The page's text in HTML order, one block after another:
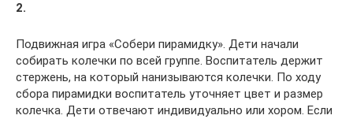
2.
Подвижная игра «Собери пирамидку». Дети начали
собирать колечки по всей группе. Воспитатель держит
стержень, на который нанизываются колечки. По ходу
сбора пирамидки воспитатель уточняет цвет и размер
колечка. Дети отвечают индивидуально или хором. Если